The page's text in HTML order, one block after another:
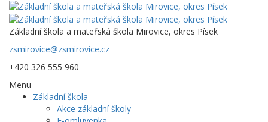
Základní škola a mateřská škola Mirovice, okres Písek
zsmirovice@zsmirovice.cz
+420 326 555 960
Menu
Základní škola
Akce základní školy